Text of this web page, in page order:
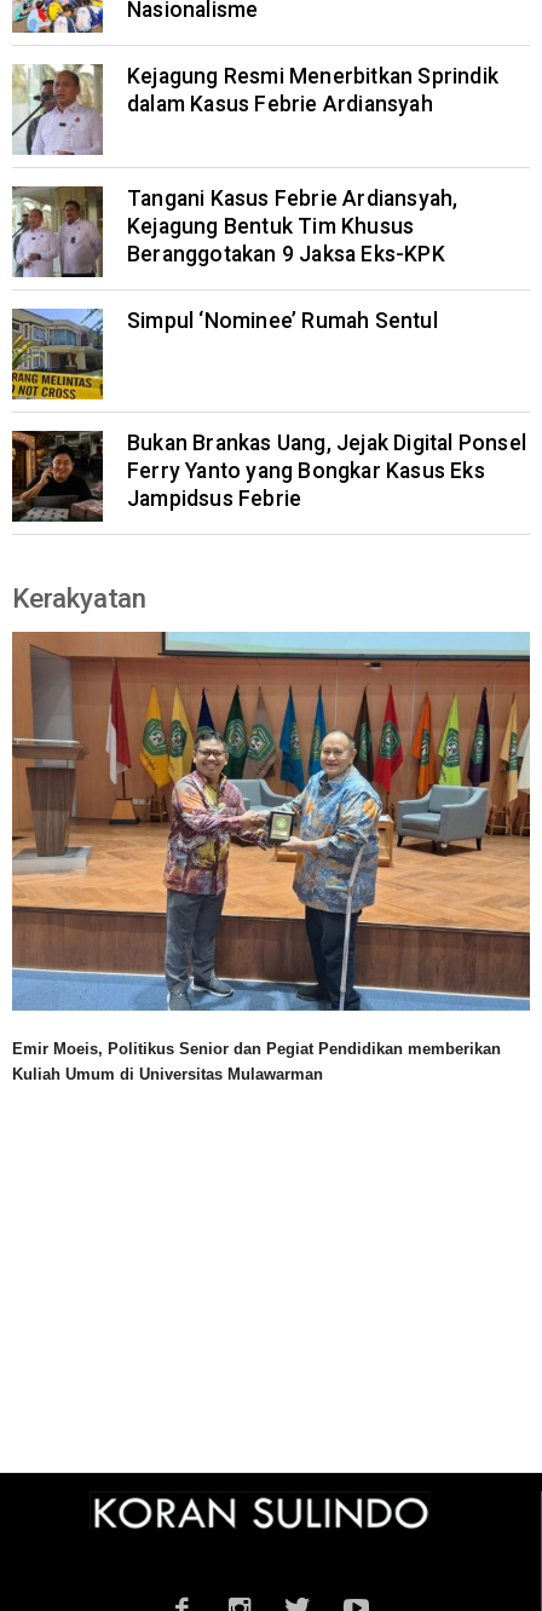
Nasionalisme
Kejagung Resmi Menerbitkan Sprindik
dalam Kasus Febrie Ardiansyah
Tangani Kasus Febrie Ardiansyah,
Kejagung Bentuk Tim Khusus
Beranggotakan 9 Jaksa Eks-KPK
Simpul ‘Nominee’ Rumah Sentul
Bukan Brankas Uang, Jejak Digital Ponsel
Ferry Yanto yang Bongkar Kasus Eks
Jampidsus Febrie
Kerakyatan
Emir Moeis, Politikus Senior dan Pegiat Pendidikan memberikan
Kuliah Umum di Universitas Mulawarman